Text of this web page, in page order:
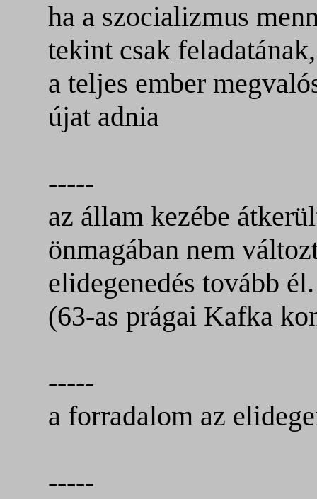
ha a szocializmus
tekint csak
a teljes ember
újat adnia
-----
az állam kezébe
önmagában nem
elidegenedés tovább él.
(63-as prágai Kafka
-----
a forradalom az
-----